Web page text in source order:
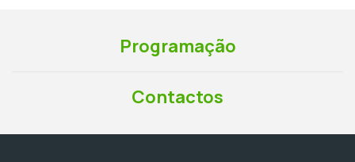
Programação
Contactos